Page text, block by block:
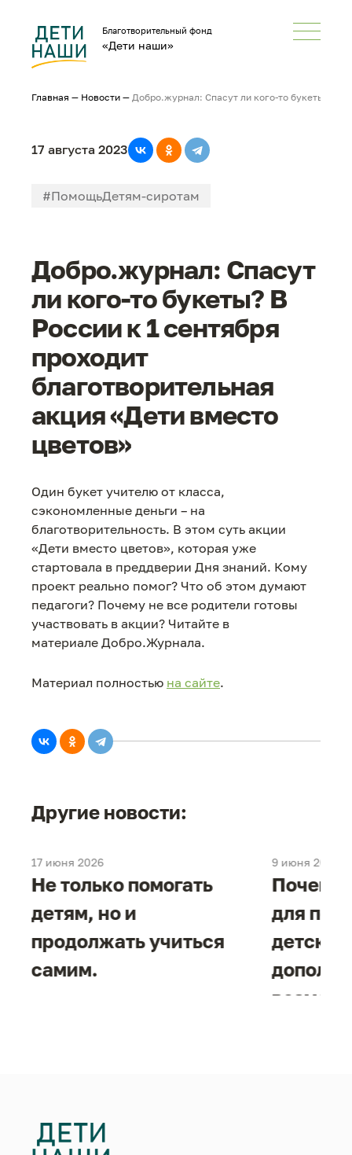
Благотворительный фонд
«Дети наши»
Главная — Новости — Добро.журнал: Спасут ли кого-то букеты? В
17 августа 2023
#ПомощьДетям-сиротам
#В большой мир #НеРазлейВода
#СМИонас
Добро.журнал: Спасут
ли кого-то букеты? В
России к 1 сентября
проходит
благотворительная
акция «Дети вместо
цветов»
Один букет учителю от класса,
сэкономленные деньги – на
благотворительность. В этом суть акции
«Дети вместо цветов», которая уже
стартовала в преддверии Дня знаний. Кому
проект реально помог? Что об этом думают
педагоги? Почему не все родители готовы
участвовать в акции? Читайте в
материале Добро.Журнала.
Материал полностью на сайте.
Другие новости:
17 июня 2026
Не только помогать
детям, но и
продолжать учиться
самим.
9 июня 2026
Почему
для